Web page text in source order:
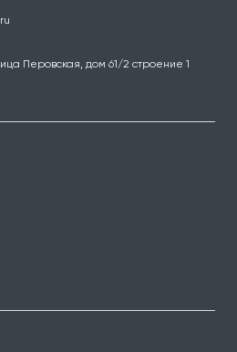
Перовская, дом 61/2 строение 1